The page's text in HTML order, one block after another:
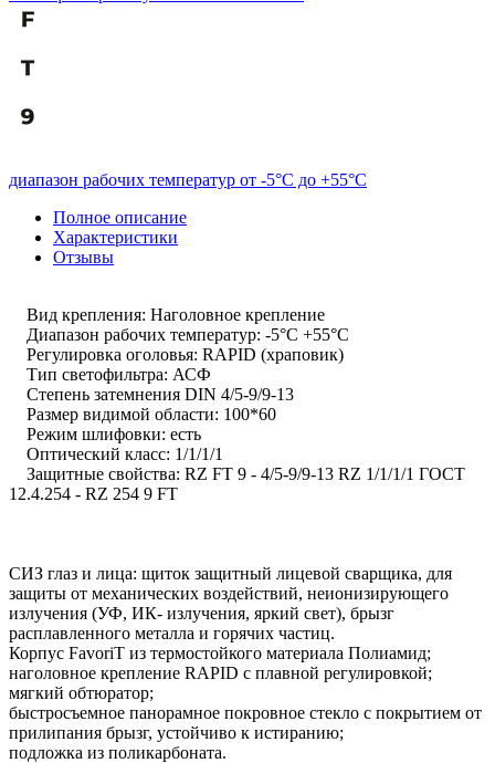
диапазон рабочих температур от -5°С до +55°С
Полное описание
Характеристики
Отзывы
Вид крепления: Наголовное крепление
Диапазон рабочих температур: -5°C +55°C
Регулировка оголовья: RAPID (храповик)
Тип светофильтра: АСФ
Степень затемнения DIN 4/5-9/9-13
Размер видимой области: 100*60
Режим шлифовки: есть
Оптический класс: 1/1/1/1
Защитные свойства: RZ FT 9 - 4/5-9/9-13 RZ 1/1/1/1 ГОСТ
12.4.254 - RZ 254 9 FT
СИЗ глаз и лица: щиток защитный лицевой сварщика, для
защиты от механических воздействий, неионизирующего
излучения (УФ, ИК- излучения, яркий свет), брызг
расплавленного металла и горячих частиц.
Корпус FavoriT из термостойкого материала Полиамид;
наголовное крепление RAPID с плавной регулировкой;
мягкий обтюратор;
быстросъемное панорамное покровное стекло с покрытием от
прилипания брызг, устойчиво к истиранию;
подложка из поликарбоната.